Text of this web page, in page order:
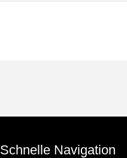
Schnelle Navigation